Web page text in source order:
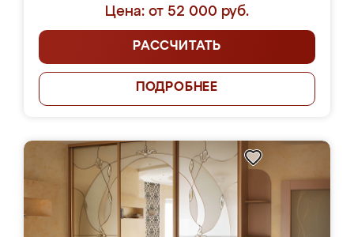
Цена: от 52 000 руб.
РАССЧИТАТЬ
ПОДРОБНЕЕ